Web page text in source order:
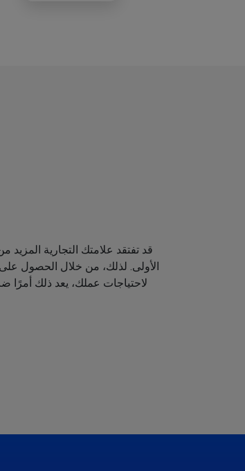
قد تفتقد علامتك التجارية المزيد
الأولى. لذلك، من خلال الحصول
لاحتياجات عملك، يعد ذلك